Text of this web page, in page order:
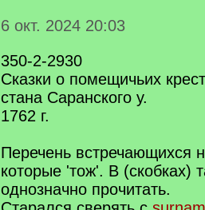
6 окт. 2024 20:03
350-2-2930
Сказки о помещичьих
стана Саранского у.
1762 г.
Перечень встречающихся
которые 'тож'. В (скобках)
однозначно прочитать.